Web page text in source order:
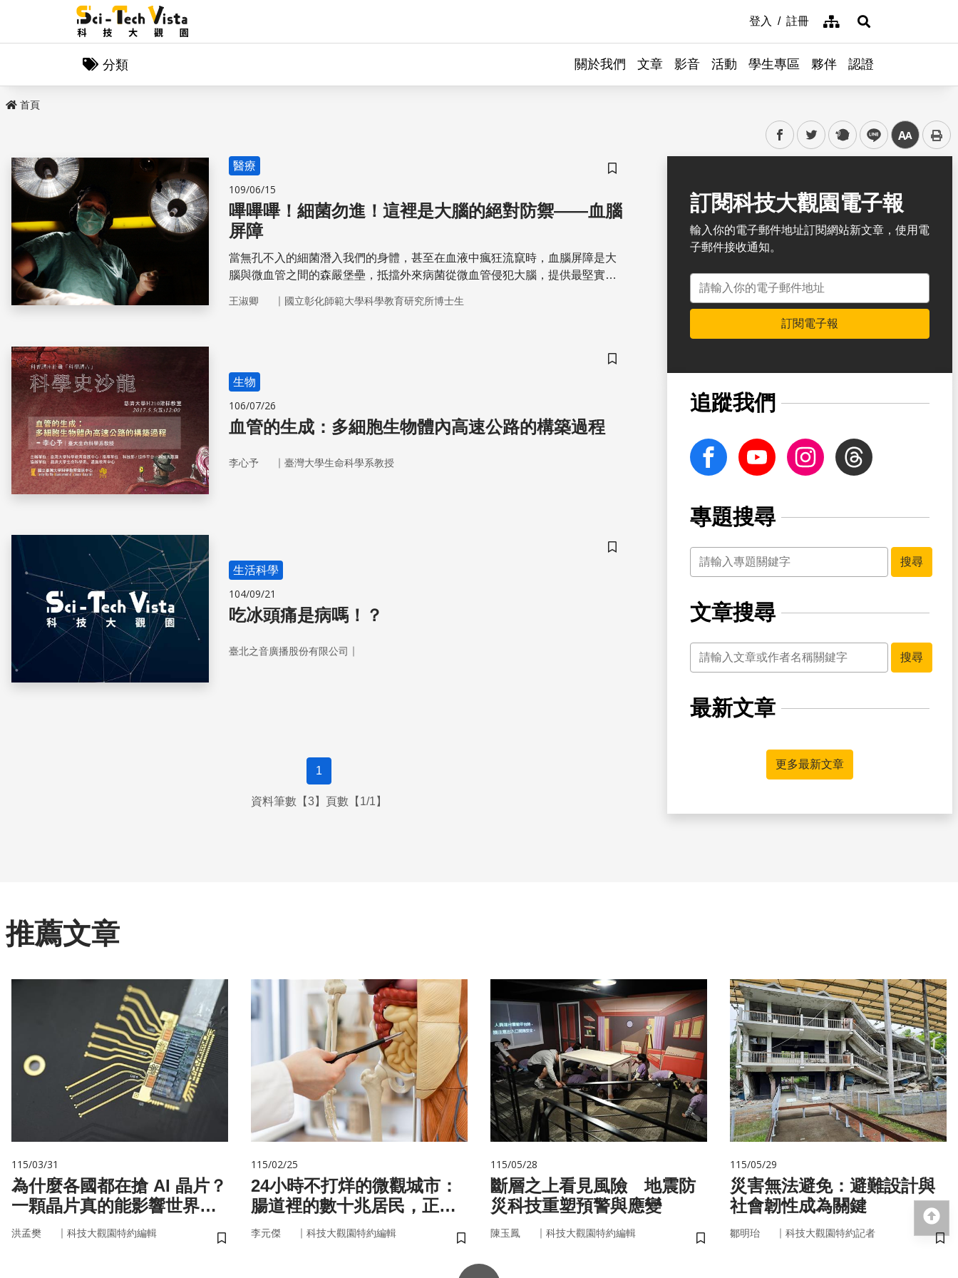
登入 註冊 網站導覽展開搜尋
分類 關於我們 文章 影音 活動 學生專區 夥伴 認證
首頁
facebooktwitter plurk line 中
儲存書籤
醫療
109/06/15
嗶嗶嗶！細菌勿進！這裡是大腦的絕對防禦——血腦
屏障
當無孔不入的細菌潛入我們的身體，甚至在血液中瘋狂流竄時，血腦屏障是大
腦與微血管之間的森嚴堡壘，抵擋外來病菌從微血管侵犯大腦，提供最堅實的
王淑卿 ｜ 國立彰化師範大學科學教育研究所博士生
儲存書籤
生物
106/07/26
血管的生成：多細胞生物體內高速公路的構築過程
李心予 ｜ 臺灣大學生命科學系教授
儲存書籤
生活科學
104/09/21
吃冰頭痛是病嗎！？
臺北之音廣播股份有限公司 ｜
1
資料筆數【3】頁數【1/1】
訂閱科技大觀園電子報
輸入你的電子郵件地址訂閱網站新文章，使用電
子郵件接收通知。
電子郵件地址
訂閱電子報
追蹤我們
facebook Youtube InstagramThreads
專題搜尋
關鍵字
搜尋
文章搜尋
關鍵字
搜尋
最新文章
更多最新文章
推薦文章
115/03/31
為什麼各國都在搶 AI 晶片？
一顆晶片真的能影響世界
嗎？
洪孟樊 ｜ 科技大觀園特約編輯
儲存書籤
115/02/25
24小時不打烊的微觀城市：
腸道裡的數十兆居民，正悄
悄掌管你的大腦與健康
李元傑 ｜ 科技大觀園特約編輯
儲存書籤
115/05/28
斷層之上看見風險 地震防
災科技重塑預警與應變
陳玉鳳 ｜ 科技大觀園特約編輯
儲存書籤
115/05/29
災害無法避免：避難設計與
社會韌性成為關鍵
鄒明珆 ｜ 科技大觀園特約記者
儲
回